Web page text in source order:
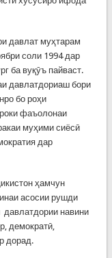
давлат муҳтарам
соли 1994 дар
ба вуқӯъ пайваст.
давлатдориаш бори
бо роҳи
фаъолонаи
муҳими сиёсӣ
дар
ҳамчун
асосии рушди
давлатдории навини
демократӣ,
дорад.